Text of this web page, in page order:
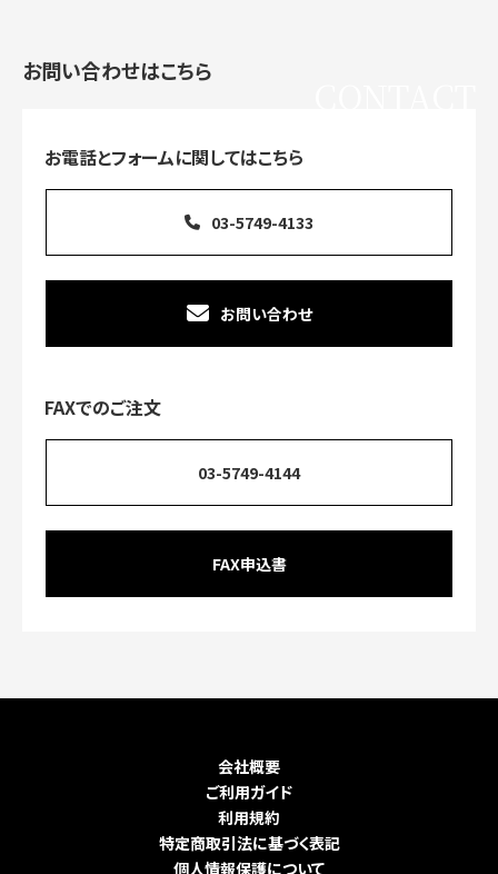
お問い合わせはこちら
お電話とフォームに関してはこちら
03-5749-4133
お問い合わせ
FAXでのご注文
03-5749-4144
FAX申込書
会社概要
ご利用ガイド
利用規約
特定商取引法に基づく表記
個人情報保護について